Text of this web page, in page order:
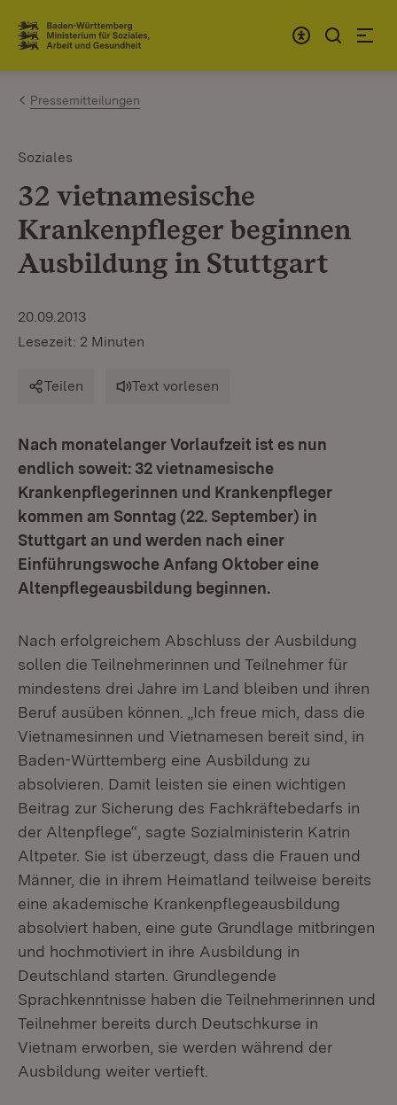
Zum Inhalt springen
Link zur Startseite
Pressemitteilungen
Soziales
32 vietnamesische
Krankenpfleger beginnen
Ausbildung in Stuttgart
20.09.2013
Lesezeit: 2 Minuten
Teilen Text vorlesen
Nach monatelanger Vorlaufzeit ist es nun
endlich soweit: 32 vietnamesische
Krankenpflegerinnen und Krankenpfleger
kommen am Sonntag (22. September) in
Stuttgart an und werden nach einer
Einführungswoche Anfang Oktober eine
Altenpflegeausbildung beginnen.
Nach erfolgreichem Abschluss der Ausbildung
sollen die Teilnehmerinnen und Teilnehmer für
mindestens drei Jahre im Land bleiben und ihren
Beruf ausüben können. „Ich freue mich, dass die
Vietnamesinnen und Vietnamesen bereit sind, in
Baden-Württemberg eine Ausbildung zu
absolvieren. Damit leisten sie einen wichtigen
Beitrag zur Sicherung des Fachkräftebedarfs in
der Altenpflege“, sagte Sozialministerin Katrin
Altpeter. Sie ist überzeugt, dass die Frauen und
Männer, die in ihrem Heimatland teilweise bereits
eine akademische Krankenpflegeausbildung
absolviert haben, eine gute Grundlage mitbringen
und hochmotiviert in ihre Ausbildung in
Deutschland starten. Grundlegende
Sprachkenntnisse haben die Teilnehmerinnen und
Teilnehmer bereits durch Deutschkurse in
Vietnam erworben, sie werden während der
Ausbildung weiter vertieft.